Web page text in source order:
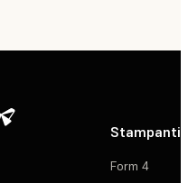
Stampanti
Form 4